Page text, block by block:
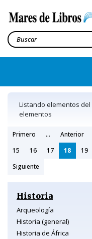
Listando elementos del
elementos
Primero ... Anterior
15
16 17 18 19
Siguiente
Historia
Arqueología
Historia (general)
Historia de África